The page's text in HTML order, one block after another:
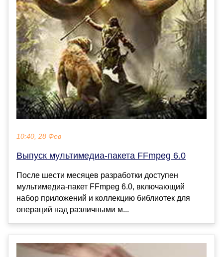
10:40, 28 Фев
Выпуск мультимедиа-пакета FFmpeg 6.0
После шести месяцев разработки доступен
мультимедиа-пакет FFmpeg 6.0, включающий
набор приложений и коллекцию библиотек для
операций над различными м...